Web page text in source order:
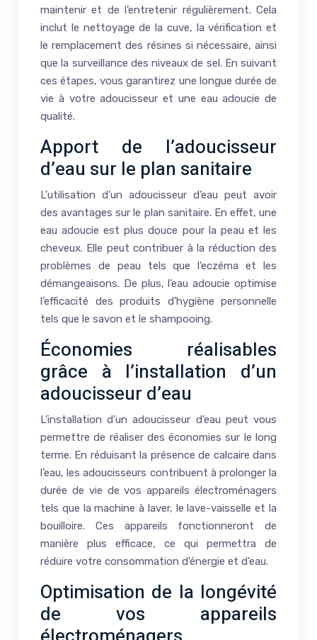
maintenir et de l’entretenir régulièrement. Cela
inclut le nettoyage de la cuve, la vérification et
le remplacement des résines si nécessaire, ainsi
que la surveillance des niveaux de sel. En suivant
ces étapes, vous garantirez une longue durée de
vie à votre adoucisseur et une eau adoucie de
qualité.
Apport de l’adoucisseur
d’eau sur le plan sanitaire
L’utilisation d’un adoucisseur d’eau peut avoir
des avantages sur le plan sanitaire. En effet, une
eau adoucie est plus douce pour la peau et les
cheveux. Elle peut contribuer à la réduction des
problèmes de peau tels que l’eczéma et les
démangeaisons. De plus, l’eau adoucie optimise
l’efficacité des produits d’hygiène personnelle
tels que le savon et le shampooing.
Économies réalisables
grâce à l’installation d’un
adoucisseur d’eau
L’installation d’un adoucisseur d’eau peut vous
permettre de réaliser des économies sur le long
terme. En réduisant la présence de calcaire dans
l’eau, les adoucisseurs contribuent à prolonger la
durée de vie de vos appareils électroménagers
tels que la machine à laver, le lave-vaisselle et la
bouilloire. Ces appareils fonctionneront de
manière plus efficace, ce qui permettra de
réduire votre consommation d’énergie et d’eau.
Optimisation de la longévité
de vos appareils